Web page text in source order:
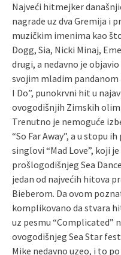
Najveći hitmejker
nagrade uz dva Gremija i
muzičkim imenima kao
Dogg, Sia, Nicki Minaj,
drugi, a nedavno je
svojim mladim pandanom
I Do”, punokrvni hit u
ovogodišnjih Zimskih
Trenutno je nemoguće
“So Far Away”, a u stopu
singlovi “Mad Love”, koji
prošlogodišnjeg Sea
jedan od najvećih hitova
Bieberom. Da ovom
komplikovano da stvara
uz pesmu “Complicated”
ovogodišnjeg Sea Star
Mike nedavno uzeo, i to